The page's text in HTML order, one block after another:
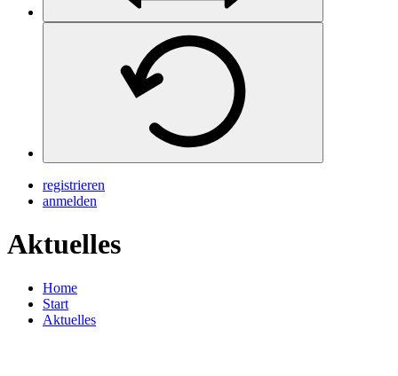
registrieren
anmelden
Aktuelles
Home
Start
Aktuelles